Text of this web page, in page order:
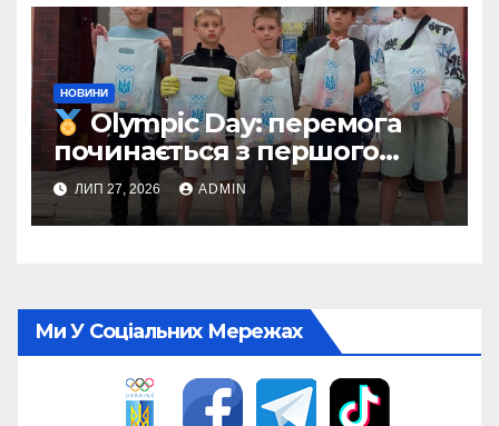
НОВИНИ
Olympic Day: перемога
починається з першого
кроку
ЛИП 27, 2026 ADMIN
Ми У Соціальних Мережах